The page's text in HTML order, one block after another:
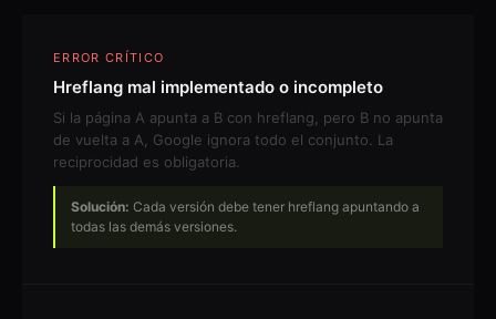
ERROR CRÍTICO
Hreflang mal implementado o incompleto
Si la página A apunta a B con hreflang, pero B no apunta
de vuelta a A, Google ignora todo el conjunto. La
reciprocidad es obligatoria.
Solución: Cada versión debe tener hreflang apuntando a
todas las demás versiones.